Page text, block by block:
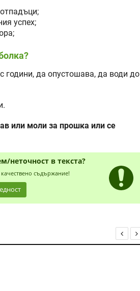
успех;
години, да опустошава, да води до
или моли за прошка или се
неточност в текста?
съдържание!